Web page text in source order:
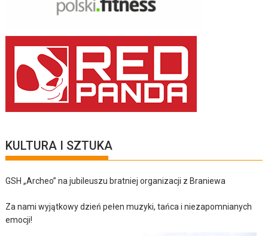
KULTURA I SZTUKA
GSH „Archeo” na jubileuszu bratniej organizacji z Braniewa
Za nami wyjątkowy dzień pełen muzyki, tańca i niezapomnianych
emocji!